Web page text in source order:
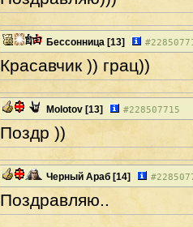
Бессонница [13] #
Красавчик )) грац))
Molotov [13] #228507715
Поздр ))
Черный Араб [14] #
Поздравляю..